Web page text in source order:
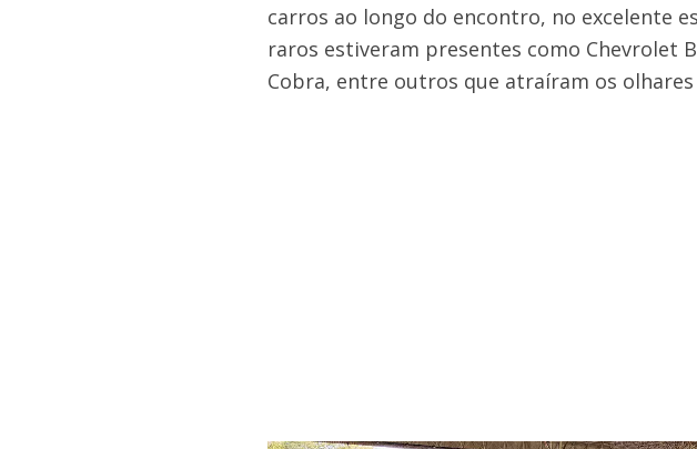
carros ao longo do encontro, no excelente
raros estiveram presentes como Chevrolet
Cobra, entre outros que atraíram os